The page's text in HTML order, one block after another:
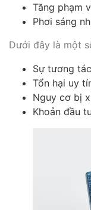
Tăng phạm
Phơi sáng
Dưới đây là một
Sự tương
Tổn hại uy
Nguy cơ bị
Khoản đầu